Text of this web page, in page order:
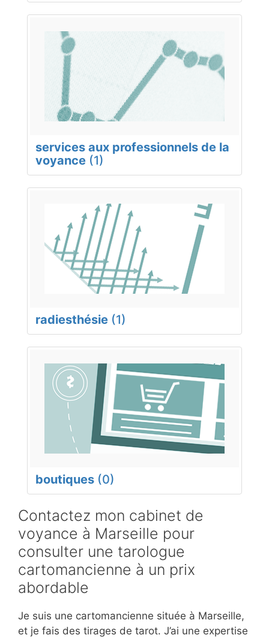
services aux professionnels de la
voyance (1)
radiesthésie (1)
boutiques (0)
Contactez mon cabinet de
voyance à Marseille pour
consulter une tarologue
cartomancienne à un prix
abordable
Je suis une cartomancienne située à Marseille,
et je fais des tirages de tarot. J’ai une expertise